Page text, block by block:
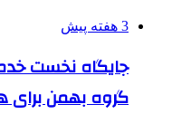
3 هفته پیش
جایگاه نخست
گروه بهمن برای